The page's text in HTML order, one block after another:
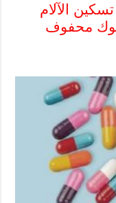
الآلام
محفوف